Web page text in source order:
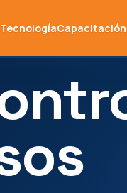
TecnologíaCapacitación